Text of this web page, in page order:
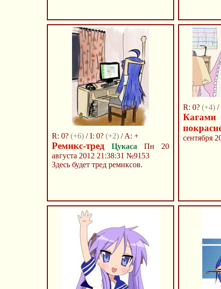
R: 0? (+6) / I: 0? (+2) / A: +
Ремикс-тред Цукаса Пн 20
августа 2012 21:38:31 №9153
Здесь будет тред ремиксов.
R: 0? (+4) /
Кагами
сентября